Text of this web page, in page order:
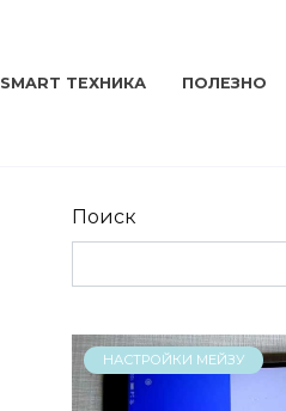
SMART ТЕХНИКА ПОЛЕЗНО
Поиск
НАСТРОЙКИ МЕЙЗУ